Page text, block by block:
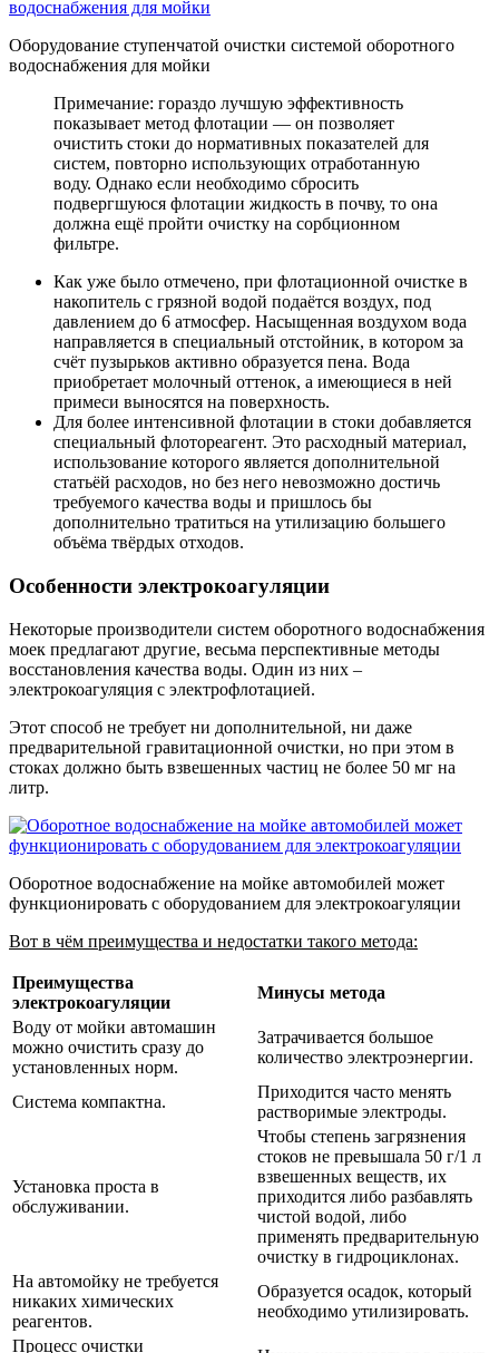
Оборудование ступенчатой очистки системой оборотного
водоснабжения для мойки
Примечание: гораздо лучшую эффективность
показывает метод флотации — он позволяет
очистить стоки до нормативных показателей для
систем, повторно использующих отработанную
воду. Однако если необходимо сбросить
подвергшуюся флотации жидкость в почву, то она
должна ещё пройти очистку на сорбционном
фильтре.
Как уже было отмечено, при флотационной очистке в
накопитель с грязной водой подаётся воздух, под
давлением до 6 атмосфер. Насыщенная воздухом вода
направляется в специальный отстойник, в котором за
счёт пузырьков активно образуется пена. Вода
приобретает молочный оттенок, а имеющиеся в ней
примеси выносятся на поверхность.
Для более интенсивной флотации в стоки добавляется
специальный флотореагент. Это расходный материал,
использование которого является дополнительной
статьёй расходов, но без него невозможно достичь
требуемого качества воды и пришлось бы
дополнительно тратиться на утилизацию большего
объёма твёрдых отходов.
Особенности электрокоагуляции
Некоторые производители систем оборотного водоснабжения
моек предлагают другие, весьма перспективные методы
восстановления качества воды. Один из них –
электрокоагуляция с электрофлотацией.
Этот способ не требует ни дополнительной, ни даже
предварительной гравитационной очистки, но при этом в
стоках должно быть взвешенных частиц не более 50 мг на
литр.
Оборотное водоснабжение на мойке автомобилей может
функционировать с оборудованием для электрокоагуляции
Вот в чём преимущества и недостатки такого метода:
Преимущества
электрокоагуляции
Минусы метода
Воду от мойки автомашин
можно очистить сразу до
установленных норм.
Затрачивается большое
количество электроэнергии.
Система компактна.
Приходится часто менять
растворимые электроды.
Установка проста в
обслуживании.
Чтобы степень загрязнения
стоков не превышала 50 г/1 л
взвешенных веществ, их
приходится либо разбавлять
чистой водой, либо
применять предварительную
очистку в гидроциклонах.
На автомойку не требуется
никаких химических
реагентов.
Образуется осадок, который
необходимо утилизировать.
Процесс очистки